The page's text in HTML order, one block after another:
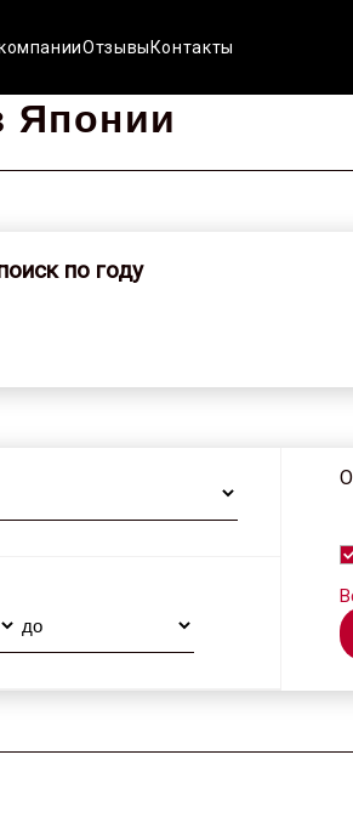
Отзывы Контакты
Японии
по году